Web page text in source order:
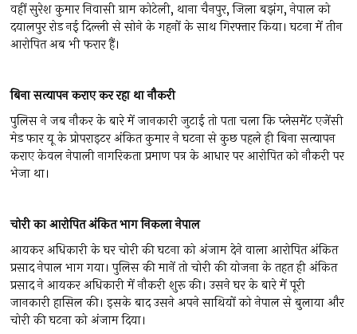
वहीं सुरेश कुमार निवासी ग्राम कोटेली, थाना चैनपुर, जिला बझंग, नेपाल को
दयालपुर रोड नई दिल्ली से सोने के गहनों के साथ गिरफ्तार किया। घटना में तीन
आरोपित अब भी फरार हैं।
बिनासत्यापनकराएकररहाथानौकरी
पुलिस ने जब नौकर के बारे में जानकारी जुटाई तो पता चला कि प्लेसमेंट एजेंसी
मेड फार यू के प्रोपराइटर अंकित कुमार ने घटना से कुछ पहले ही बिना सत्यापन
कराए केवल नेपाली नागरिकता प्रमाण पत्र के आधार पर आरोपित को नौकरी पर
भेजा था।
चोरीकाआरोपितअंकितभागनिकलानेपाल
आयकर अधिकारी के घर चोरी की घटना को अंजाम देने वाला आरोपित अंकित
प्रसाद नेपाल भाग गया। पुलिस की मानें तो चोरी की योजना के तहत ही अंकित
प्रसाद ने आयकर अधिकारी में नौकरी शुरू की। उसने घर के बारे में पूरी
जानकारी हासिल की। इसके बाद उसने अपने साथियों को नेपाल से बुलाया और
चोरी की घटना को अंजाम दिया।